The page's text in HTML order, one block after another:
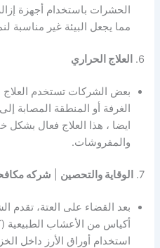
الحشرات باستخدام أجهزة
مما يجعل البيئة غير مناسبة
6. العلاج الحراري
بعض الشركات تستخدم
الغرفة أو المنطقة المصابة
ايضا ، هذا العلاج فعال بشكل
والمفروشات.
7. الوقاية والتحصين شركه
بعد القضاء على العتة، تقدم
أكياس من الأعشاب الطبيعية
استخدام أوراق الأرز داخل